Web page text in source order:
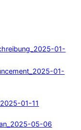
01-
01-
01-11
05-06